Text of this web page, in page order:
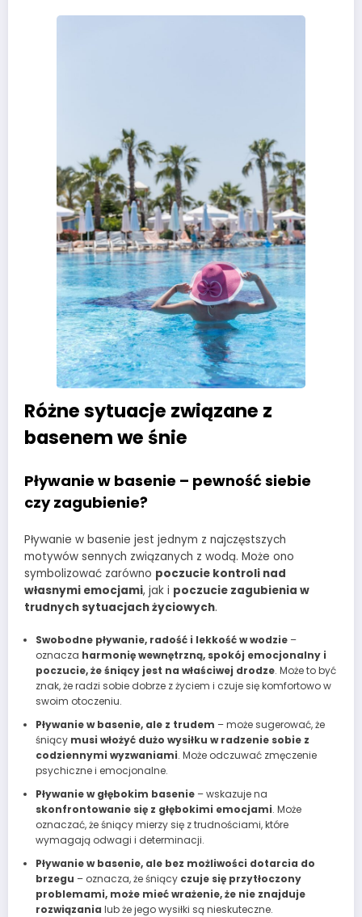
Różne sytuacje związane z
basenem we śnie
Pływanie w basenie – pewność siebie
czy zagubienie?
Pływanie w basenie jest jednym z najczęstszych
motywów sennych związanych z wodą. Może ono
symbolizować zarówno poczucie kontroli nad
własnymi emocjami, jak i poczucie zagubienia w
trudnych sytuacjach życiowych.
Swobodne pływanie, radość i lekkość w wodzie–
oznacza harmonię wewnętrzną, spokój emocjonalny i
poczucie, że śniący jest na właściwej drodze. Może to być
znak, że radzi sobie dobrze z życiem i czuje się komfortowo w
swoim otoczeniu.
Pływanie w basenie, ale z trudem – może sugerować, że
śniący musi włożyć dużo wysiłku w radzenie sobie z
codziennymi wyzwaniami. Może odczuwać zmęczenie
psychiczne i emocjonalne.
Pływanie w głębokim basenie– wskazuje na
skonfrontowanie się z głębokimi emocjami. Może
oznaczać, że śniący mierzy się z trudnościami, które
wymagają odwagi i determinacji.
Pływanie w basenie, ale bez możliwości dotarcia do
brzegu – oznacza, że śniący czuje się przytłoczony
problemami, może mieć wrażenie, że nie znajduje
rozwiązania lub że jego wysiłki są nieskuteczne.